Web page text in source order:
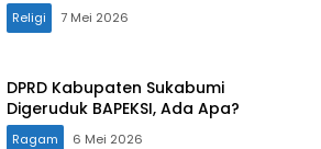
Religi 7 Mei 2026
DPRD Kabupaten Sukabumi
Digeruduk BAPEKSI, Ada Apa?
Ragam 6 Mei 2026